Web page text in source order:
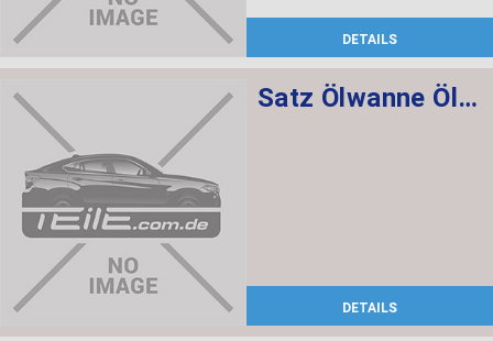
DETAILS
Satz Ölwanne Ölfilter Automatikgetriebe
DETAILS